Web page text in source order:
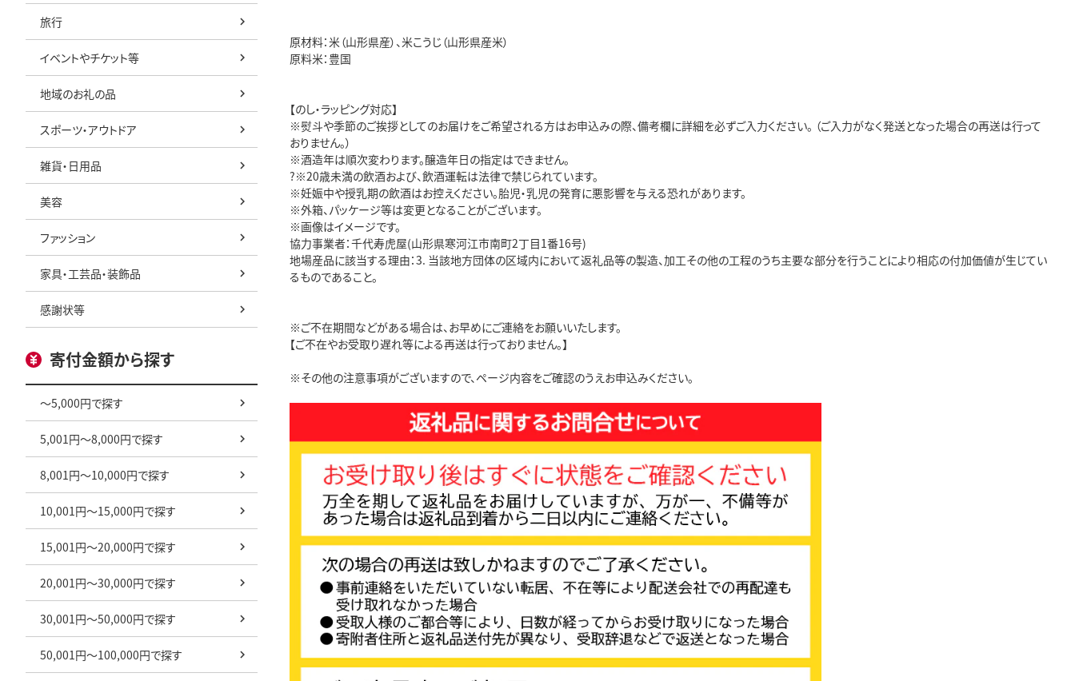
旅行
イベントやチケット等
地域のお礼の品
スポーツ・アウトドア
雑貨・日用品
美容
ファッション
家具・工芸品・装飾品
感謝状等
寄付金額から探す
～5,000円で探す
5,001円～8,000円で探す
8,001円～10,000円で探す
10,001円～15,000円で探す
15,001円～20,000円で探す
20,001円～30,000円で探す
30,001円～50,000円で探す
50,001円～100,000円で探す
原材料：米（山形県産）、米こうじ（山形県産米）
原料米：豊国
【のし・ラッピング対応】
※熨斗や季節のご挨拶としてのお届けをご希望される方はお申込みの際、備考欄に詳細を必ずご入力ください。 （ご入力がなく発送となった場合の再送は行って
おりません。）
※酒造年は順次変わります。醸造年日の指定はできません。
?※20歳未満の飲酒および、飲酒運転は法律で禁じられています。
※妊娠中や授乳期の飲酒はお控えください。胎児・乳児の発育に悪影響を与える恐れがあります。
※外箱、パッケージ等は変更となることがございます。
※画像はイメージです。
協力事業者：千代寿虎屋(山形県寒河江市南町2丁目1番16号)
地場産品に該当する理由：3. 当該地方団体の区域内において返礼品等の製造、加工その他の工程のうち主要な部分を行うことにより相応の付加価値が生じてい
るものであること。
※ご不在期間などがある場合は、お早めにご連絡をお願いいたします。
【ご不在やお受取り遅れ等による再送は行っておりません。】
※その他の注意事項がございますので、ページ内容をご確認のうえお申込みください。